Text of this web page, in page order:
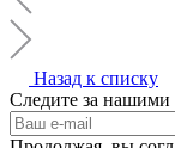
Назад к списку
Следите за